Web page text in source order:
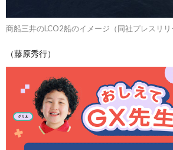
商船三井のLCO2船のイメージ（同社プレスリリ
（藤原秀行）